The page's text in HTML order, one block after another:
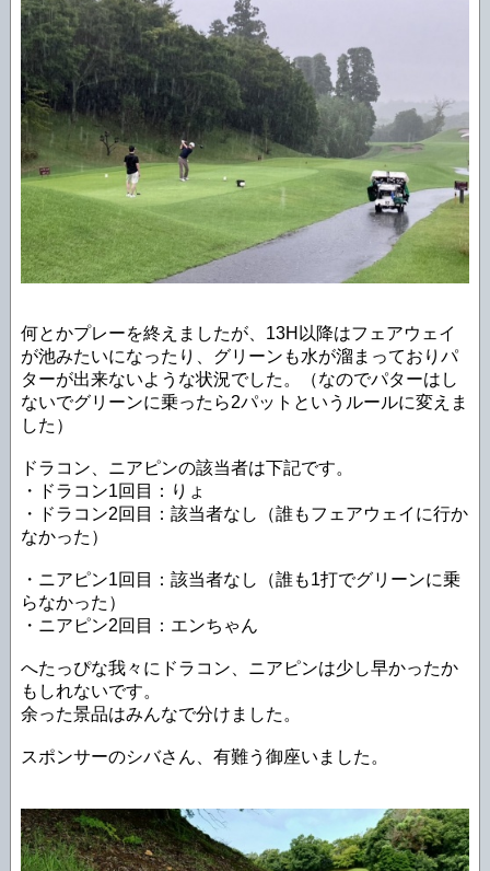
何とかプレーを終えましたが、13H以降はフェアウェイ
が池みたいになったり、グリーンも水が溜まっておりパ
ターが出来ないような状況でした。（なのでパターはし
ないでグリーンに乗ったら2パットというルールに変えま
した）
ドラコン、ニアピンの該当者は下記です。
・ドラコン1回目：りょ
・ドラコン2回目：該当者なし（誰もフェアウェイに行か
なかった）
・ニアピン1回目：該当者なし（誰も1打でグリーンに乗
らなかった）
・ニアピン2回目：エンちゃん
へたっぴな我々にドラコン、ニアピンは少し早かったか
もしれないです。
余った景品はみんなで分けました。
スポンサーのシバさん、有難う御座いました。